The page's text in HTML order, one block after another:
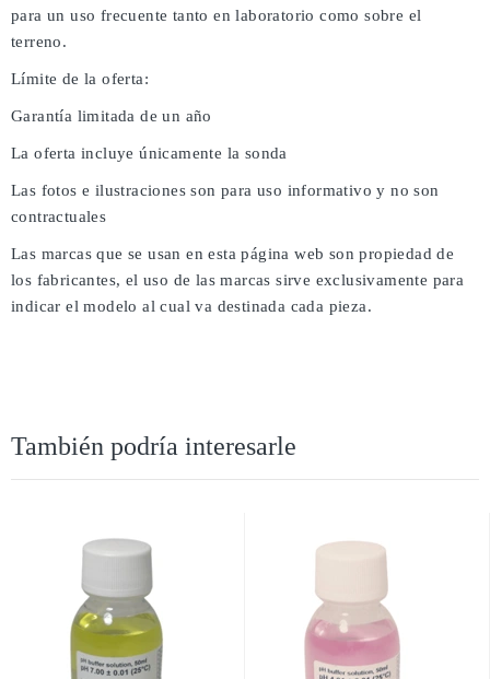
para un uso frecuente tanto en laboratorio como sobre el
terreno.
Límite de la oferta:
Garantía limitada de un año
La oferta incluye únicamente la sonda
Las fotos e ilustraciones son para uso informativo y no son
contractuales
Las marcas que se usan en esta página web son propiedad de
los fabricantes, el uso de las marcas sirve exclusivamente para
indicar el modelo al cual va destinada cada pieza.
También podría interesarle